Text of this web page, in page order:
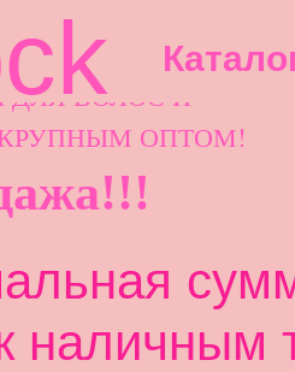
ДЛЯ ВОЛОС И
ОПТОМ!
наличным